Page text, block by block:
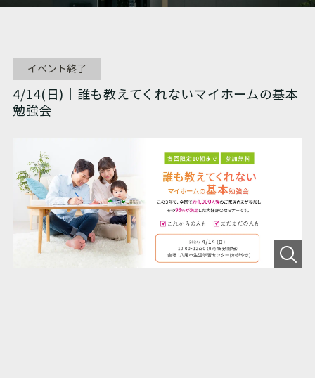
イベント終了
4/14(日)｜誰も教えてくれないマイホームの基本
勉強会